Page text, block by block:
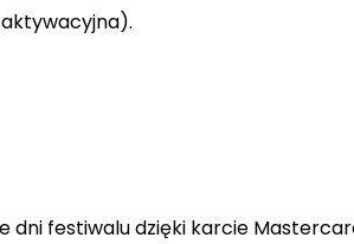
dni festiwalu dzięki karcie